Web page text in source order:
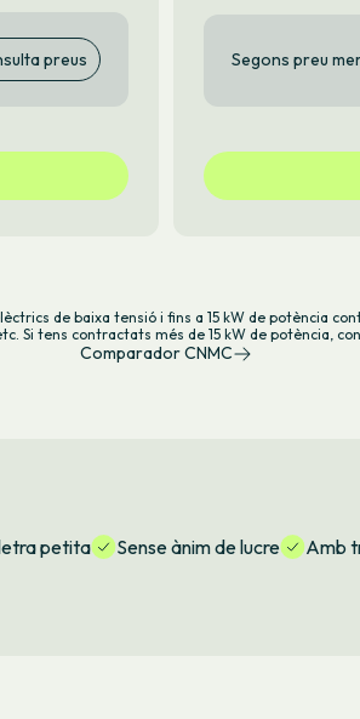
preus Segons preu
de baixa tensió i fins a 15 kW de potència
Si tens contractats més de 15 kW de potència,
Comparador CNMC
petita Sense ànim de lucre Amb